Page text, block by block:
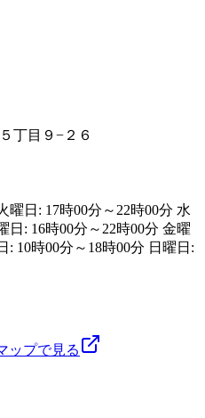
丁目９−２６
曜日: 17時00分～22時00分 水
日: 16時00分～22時00分 金曜
: 10時00分～18時00分 日曜日:
ップで見る